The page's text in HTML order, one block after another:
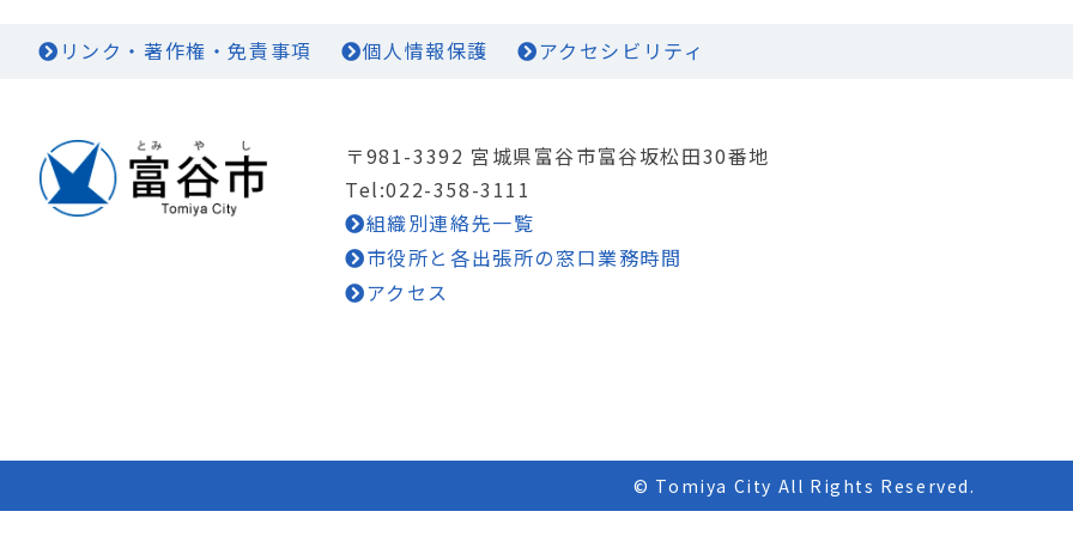
リンク・著作権・免責事項 個人情報保護 アクセシビリティ
〒981-3392 宮城県富谷市富谷坂松田30番地
Tel:022-358-3111
組織別連絡先一覧
市役所と各出張所の窓口業務時間
アクセス
© Tomiya City All Rights Reserved.